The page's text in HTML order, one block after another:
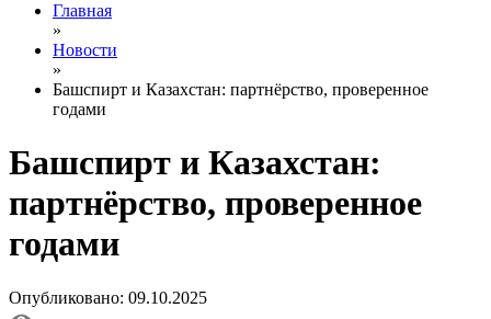
Главная
»
Новости
»
Башспирт и Казахстан: партнёрство, проверенное
годами
Башспирт и Казахстан:
партнёрство, проверенное
годами
Опубликовано: 09.10.2025